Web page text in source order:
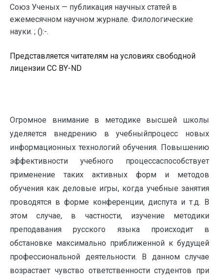
Союз Ученых — публикация научных статей в
ежемесячном научном журнале. Филологические
науки. ; ():-.
Представляется читателям на условиях свободной
лицензии CC BY-ND
Огромное внимание в методике высшей школы
уделяется внедрению в учебныйпроцесс новых
информационных технологий обучения. Повышению
эффективности учебного процессаспособствует
применение таких активных форм и методов
обучения как деловые игры, когда учебные занятия
проводятся в форме конференции, диспута и т.д. В
этом случае, в частности, изучение методики
преподавания русского языка происходит в
обстановке максимально приближенной к будущей
профессиональной деятельности. В данном случае
возрастает чувство ответственности студентов при